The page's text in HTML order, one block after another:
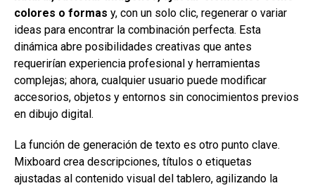
colores o formas y, con un solo clic, regenerar o variar
ideas para encontrar la combinación perfecta. Esta
dinámica abre posibilidades creativas que antes
requerirían experiencia profesional y herramientas
complejas; ahora, cualquier usuario puede modificar
accesorios, objetos y entornos sin conocimientos previos
en dibujo digital.
La función de generación de texto es otro punto clave.
Mixboard crea descripciones, títulos o etiquetas
ajustadas al contenido visual del tablero, agilizando la